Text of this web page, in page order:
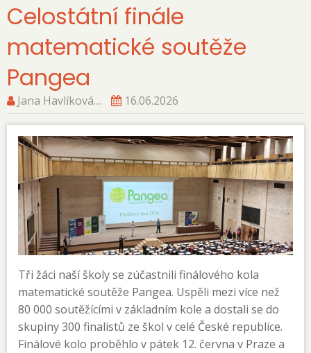
Celostátní finále
matematické soutěže
Pangea
Jana Havlíková… 16.06.2026
Tři žáci naší školy se zúčastnili finálového kola
matematické soutěže Pangea. Uspěli mezi více než
80 000 soutěžícími v základním kole a dostali se do
skupiny 300 finalistů ze škol v celé České republice.
Finálové kolo proběhlo v pátek 12. června v Praze a